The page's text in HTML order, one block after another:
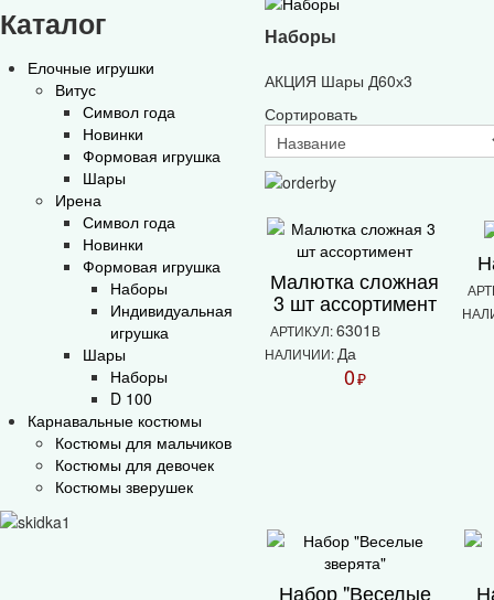
Каталог
Елочные игрушки
Витус
Символ года
Новинки
Формовая игрушка
Шары
Ирена
Символ года
Новинки
Формовая игрушка
Наборы
Индивидуальная
игрушка
Шары
Наборы
D 100
Карнавальные костюмы
Костюмы для мальчиков
Костюмы для девочек
Костюмы зверушек
Наборы
АКЦИЯ Шары Д60х3
Сортировать
Малютка сложная
3 шт ассортимент
АРТИКУЛ:6301 В
НАЛИЧИИ:Да
0₽
Набор "Веселые